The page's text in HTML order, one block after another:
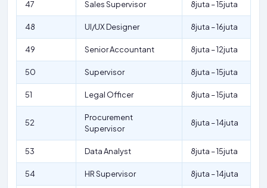
47 Sales Supervisor 8juta – 15juta
48 UI/UX Designer 8juta – 16juta
49 Senior Accountant 8juta – 12juta
50 Supervisor 8juta – 15juta
51 Legal Officer 8juta – 15juta
52
Procurement
Supervisor
8juta – 14juta
53 Data Analyst 8juta – 15juta
54 HR Supervisor 8juta – 14juta